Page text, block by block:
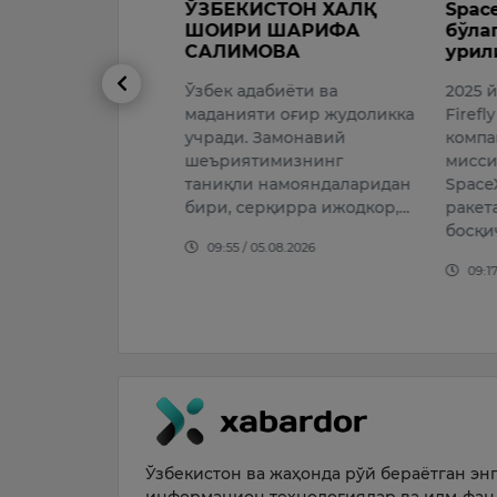
​ЎЗБЕКИСТОН ХАЛҚ
ШОИРИ ШАРИФА
САЛИМОВА
Ўзбек адабиёти ва
маданияти оғир жудоликка
учради. Замонавий
шеъриятимизнинг
таниқли намояндаларидан
бири, серқирра ижодкор,…
09:55 / 05.08.2026
SpaceX
бўлаги
2025 йил
Firefly
SpaceX
босқичи
09:17 /
Ўзбекистон ва жаҳонда рўй бераётган